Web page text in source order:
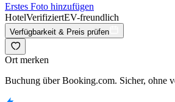
Erstes Foto hinzufügen
HotelVerifiziertEV-freundlich
Verfügbarkeit & Preis prüfen
Ort merken
Buchung über Booking.com. Sicher, ohne